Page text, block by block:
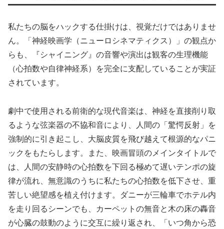
私たちの脳をハックする仕掛けは、視覚だけではありませ
ん。「神経映画学（ニューロシネマティクス）」の観点か
らも、『シャイニング』の音響や演出は観客の生理機能
（心拍数や自律神経系）を完全に支配していることが実証
されています。
劇中で使用される前衛的な現代音楽は、神経を直接削り取
るような弦楽器の不協和音により、人間の「驚愕反射」を
強制的に引き起こし、大脳皮質を飛び越えて根源的なパニ
ックをもたらします。また、映画冒頭のメインタイトルで
は、人間の安静時の心拍数を下回る極めて遅いテンポの旋
律が流れ、無意識のうちに私たちの心拍数を低下させ、重
苦しい絶望感を植え付けます。ダニーが三輪車でホテル内
を走り回るシーンでも、カーペットの無音と木の床の轟音
が心臓の鼓動のように交互に繰り返され、「いつ角から恐